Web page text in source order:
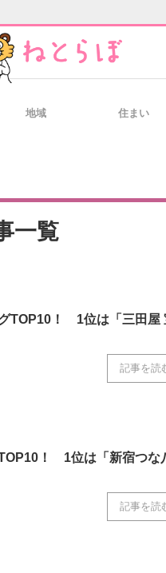
ITのトレンドを詳説 経
製
エ
地域 住まい
一覧
TOP10！ 1位は「三田屋
記事を読
！ 1位は「新宿つな
記事を読